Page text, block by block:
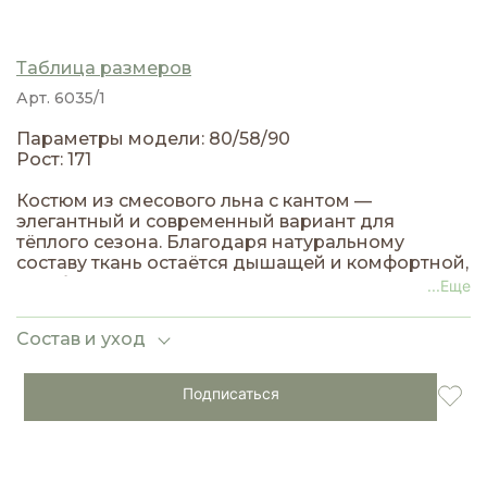
Таблица размеров
Подписаться
Арт. 6035/1
Параметры модели: 80/58/90
Рост: 171
Костюм из смесового льна с кантом —
элегантный и современный вариант для
тёплого сезона. Благодаря натуральному
составу ткань остаётся дышащей и комфортной,
а добавление синтетических волокон делает её
Контрастный кант подчёркивает линии кроя,
добавляя образу чёткости и утончённости.
вечерних образов. Идеальное сочетание
лёгкости, структуры и стиля — костюм, который
работает на вас в любую ситуацию.
...Еще
Состав и уход